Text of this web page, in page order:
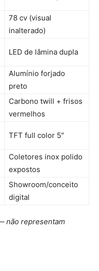
78 cv (visual
inalterado)
LED de lâmina dupla
Alumínio forjado
preto
Carbono twill + frisos
vermelhos
TFT full color 5″
Coletores inox polido
expostos
Showroom/conceito
digital
não representam